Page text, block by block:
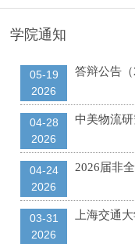
学院通知
05-19
2026
答辩公告（
04-28
2026
04-24
2026
2026届非
03-31
2026